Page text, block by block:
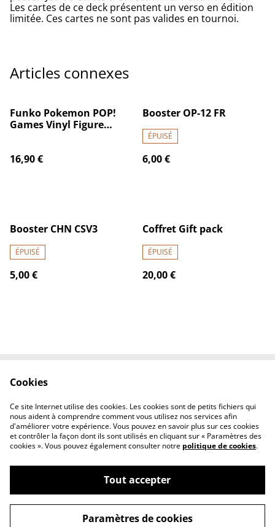
Les cartes de ce deck présentent un verso en édition
limitée. Ces cartes ne sont pas valides en tournoi.
Articles connexes
Funko Pokemon POP!
Games Vinyl Figure
16,90 €
Booster OP-12 FR
ÉPUISÉ
6,00 €
Booster CHN CSV3
ÉPUISÉ
5,00 €
Coffret Gift pack
ÉPUISÉ
20,00 €
Politique de
confidentialité
Politique de cookies
©2026Poké Shop & cie
Cookies
Ce site Internet utilise des cookies. Les cookies sont de petits fichiers qui
nous aident à comprendre comment vous utilisez nos services afin
d'améliorer votre expérience. Vous pouvez en savoir plus sur ces cookies
et contrôler la façon dont ils sont utilisés en cliquant sur « Paramètres des
cookies ». Vous pouvez également consulter notre politique de cookies.
Tout accepter
Paramètres de cookies